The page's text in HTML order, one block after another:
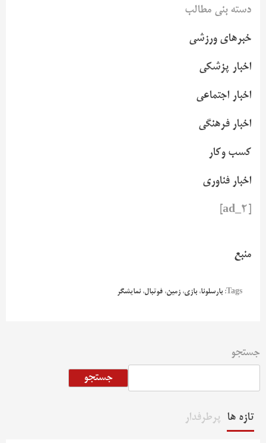
دسته بنی مطالب
خبرهای ورزشی
اخبار پزشکی
اخبار اجتماعی
اخبار فرهنگی
کسب وکار
اخبار فناوری
منبع
Tags: بارسلونا، بازی، زمین، فوتبال، نمایشگر
جستجو
جستجو
تازه ها پرطرفدار